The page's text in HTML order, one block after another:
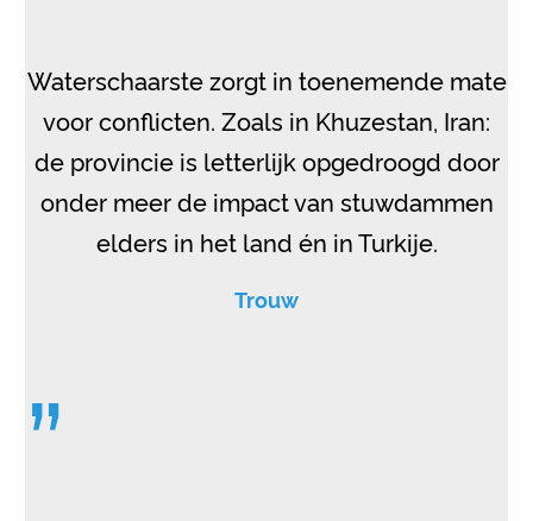
Waterschaarste zorgt in toenemende mate
voor conflicten. Zoals in Khuzestan, Iran:
de provincie is letterlijk opgedroogd door
onder meer de impact van stuwdammen
elders in het land én in Turkije.
Trouw
”